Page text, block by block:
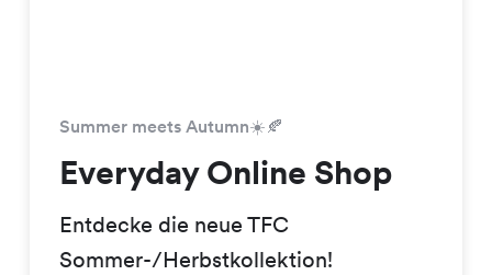
Summer meets Autumn☀️🍂
Everyday Online Shop
Entdecke die neue TFC
Sommer-/Herbstkollektion!